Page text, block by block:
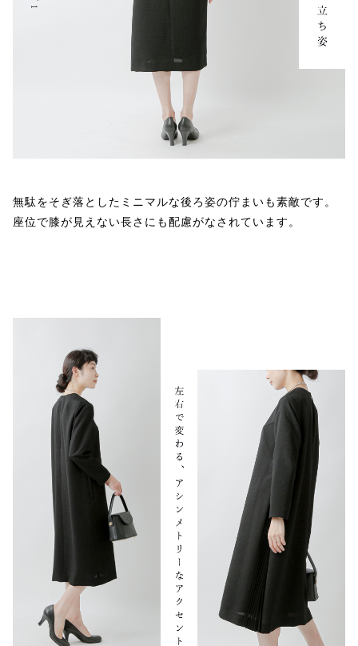
無駄をそぎ落としたミニマルな後ろ姿の佇まいも素敵です。
座位で膝が見えない長さにも配慮がなされています。